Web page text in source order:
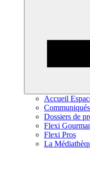
Accueil
Dossiers de
Flexi
Flexi Pros
La